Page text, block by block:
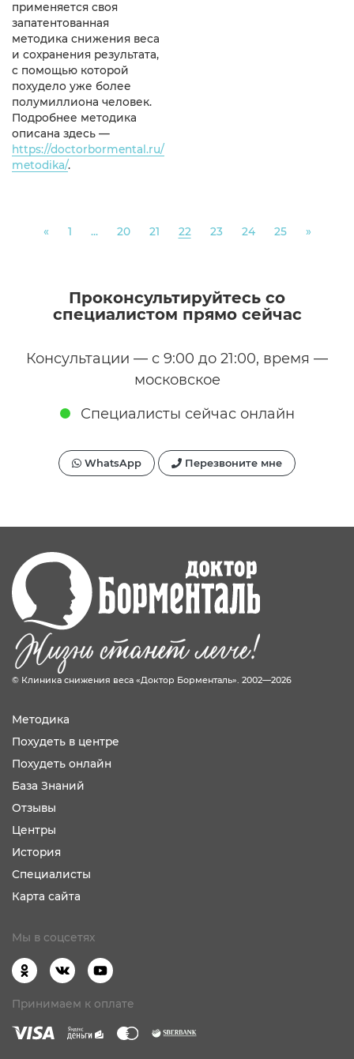
применяется своя
запатентованная
методика снижения веса
и сохранения результата,
с помощью которой
похудело уже более
полумиллиона человек.
Подробнее методика
описана здесь —
https://doctorbormental.ru/
metodika/.
«Previous
1 ... 20 21 22 23 24 25 »Next
Проконсультируйтесь со
специалистом прямо сейчас
Консультации — с 9:00 до 21:00, время —
московское
Специалисты сейчас онлайн
WhatsApp Перезвоните мне
© Клиника снижения веса «Доктор Борменталь». 2002—2026
Методика
Похудеть в центре
Похудеть онлайн
База Знаний
Отзывы
Центры
История
Специалисты
Карта сайта
Мы в соцсетях
Принимаем к оплате